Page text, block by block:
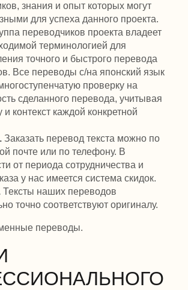
знания и опыт которых могут
для успеха данного проекта.
переводчиков проекта владеет
терминологией для
точного и быстрого перевода
Все переводы с/на японский язык
проверку на
сделанного перевода, учитывая
контекст каждой конкретной
Заказать перевод текста можно по
почте или по телефону. В
от периода сотрудничества и
у нас имеется система скидок.
Тексты наших переводов
точно соответствуют оригиналу.
переводы.